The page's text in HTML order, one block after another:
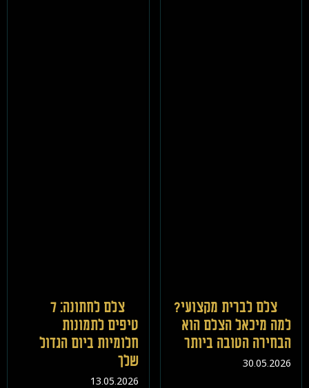
צלם לברית מקצועי?
למה מיכאל הצלם הוא
הבחירה הטובה ביותר
30.05.2026
צלם לחתונה: 7
טיפים לתמונות
חלומיות ביום הגדול
שלך
13.05.2026